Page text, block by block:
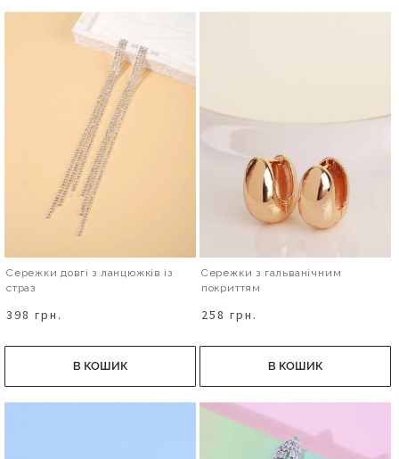
Сережки довгі з ланцюжків із
страз
398 грн.
В КОШИК
Сережки з гальванічним
покриттям
258 грн.
В КОШИК